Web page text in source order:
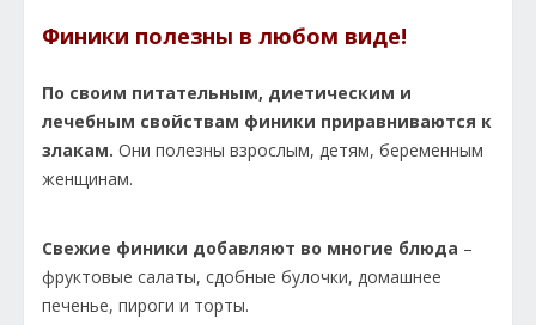
Финики полезны в любом виде!
По своим питательным, диетическим и
лечебным свойствам финики приравниваются к
злакам. Они полезны взрослым, детям, беременным
женщинам.
Свежие финики добавляют во многие блюда –
фруктовые салаты, сдобные булочки, домашнее
печенье, пироги и торты.